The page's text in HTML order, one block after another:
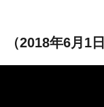
（2018年6月1